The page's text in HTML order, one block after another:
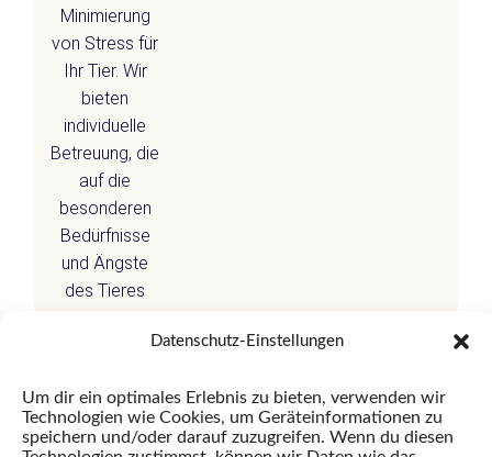
Datenschutz-Einstellungen
Um dir ein optimales Erlebnis zu bieten, verwenden wir
Technologien wie Cookies, um Geräteinformationen zu
speichern und/oder darauf zuzugreifen. Wenn du diesen
Minimierung
von Stress für
Ihr Tier. Wir
bieten
individuelle
Betreuung, die
auf die
besonderen
Bedürfnisse
und Ängste
des Tieres
spezielle
Anliegen